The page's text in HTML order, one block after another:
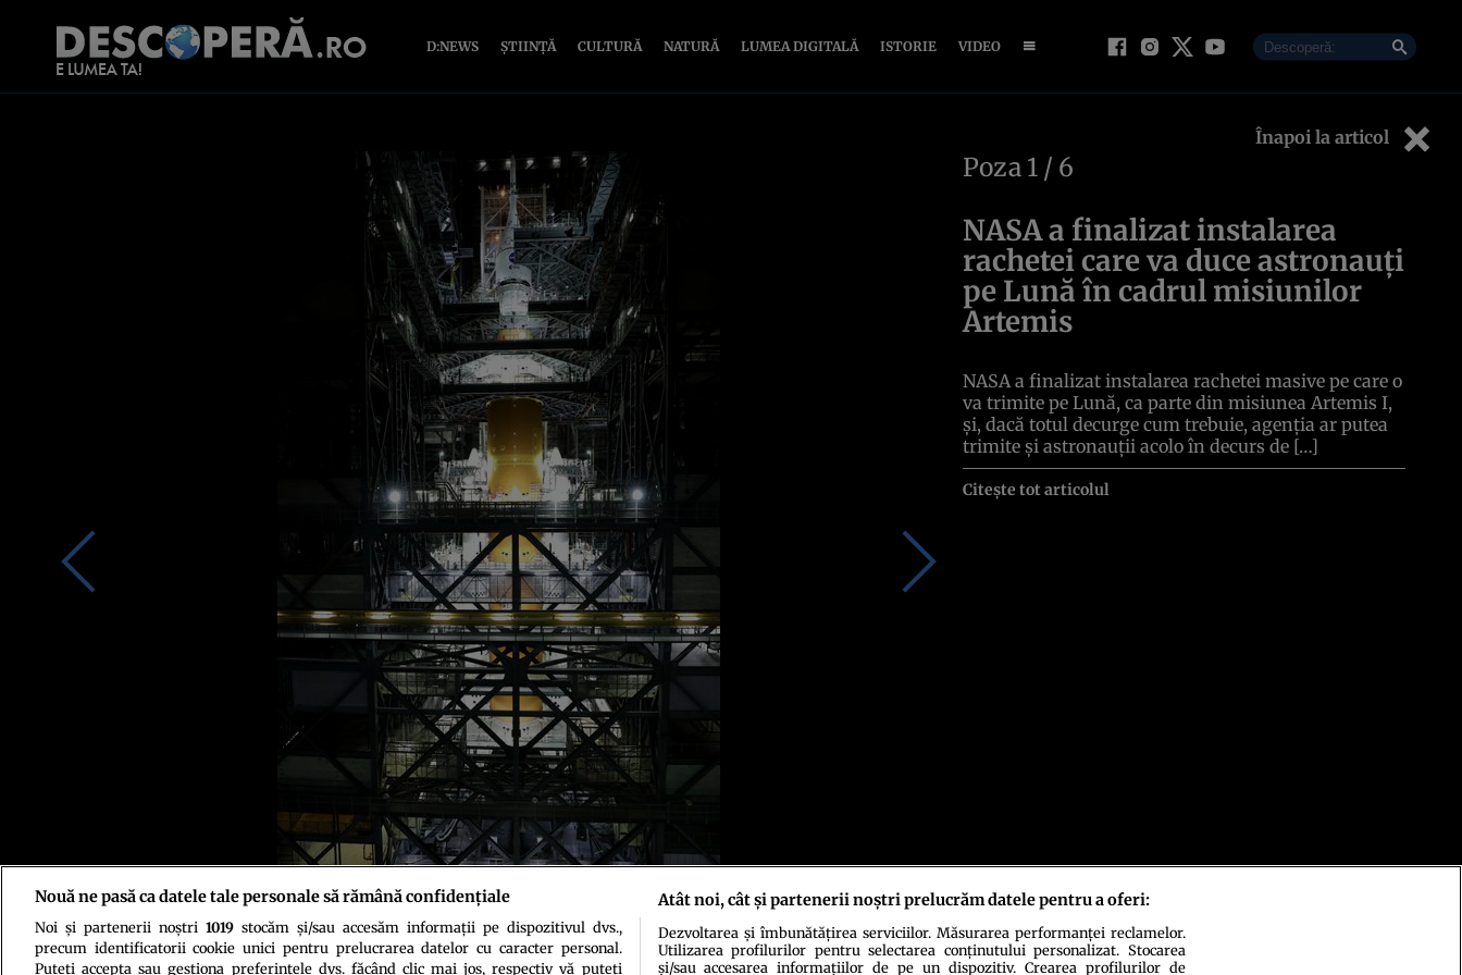
D:NEWS ȘTIINȚĂ CULTURĂ NATURĂ LUMEA DIGITALĂ ISTORIE VIDEO
Înapoi la articol
Credit foto: NASA
Poza 1 / 6
NASA a finalizat instalarea
rachetei care va duce astronauți
pe Lună în cadrul misiunilor
Artemis
NASA a finalizat instalarea rachetei masive pe care o
va trimite pe Lună, ca parte din misiunea Artemis I,
și, dacă totul decurge cum trebuie, agenția ar putea
trimite și astronauții acolo în decurs de […]
Citește tot articolul
Nouă ne pasă ca datele tale personale să rămână confidențiale
Noi și partenerii noștri 1019stocăm și/sau accesăm informații pe dispozitivul dvs.,
precum identificatorii cookie unici pentru prelucrarea datelor cu caracter personal.
Puteți accepta sau gestiona preferințele dvs. făcând clic mai jos, respectiv vă puteți
Atât noi, cât și partenerii noștri prelucrăm datele pentru a oferi:
Dezvoltarea și îmbunătățirea serviciilor. Măsurarea performanței reclamelor.
Utilizarea profilurilor pentru selectarea conținutului personalizat. Stocarea
și/sau accesarea informațiilor de pe un dispozitiv. Crearea profilurilor de